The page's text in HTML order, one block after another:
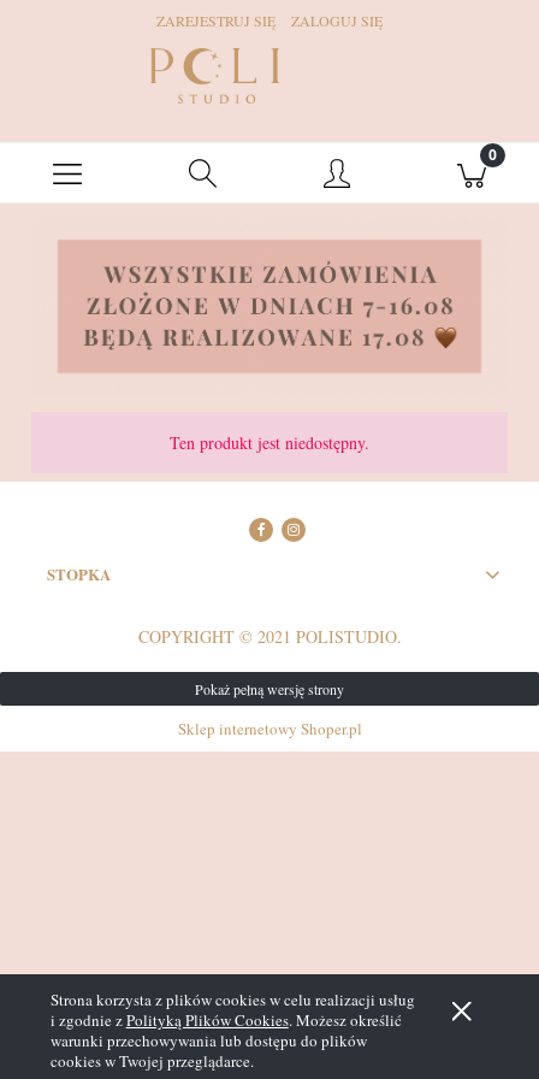
Strona korzysta z plików cookies w celu realizacji usług
i zgodnie zPolityką Plików Cookies. Możesz określić
warunki przechowywania lub dostępu do plików
cookies w Twojej przeglądarce.
ZAREJESTRUJ SIĘ ZALOGUJ SIĘ
Ten produkt jest niedostępny.
STOPKA
COPYRIGHT © 2021 POLISTUDIO.
Pokaż pełną wersję strony
Sklep internetowy Shoper.pl